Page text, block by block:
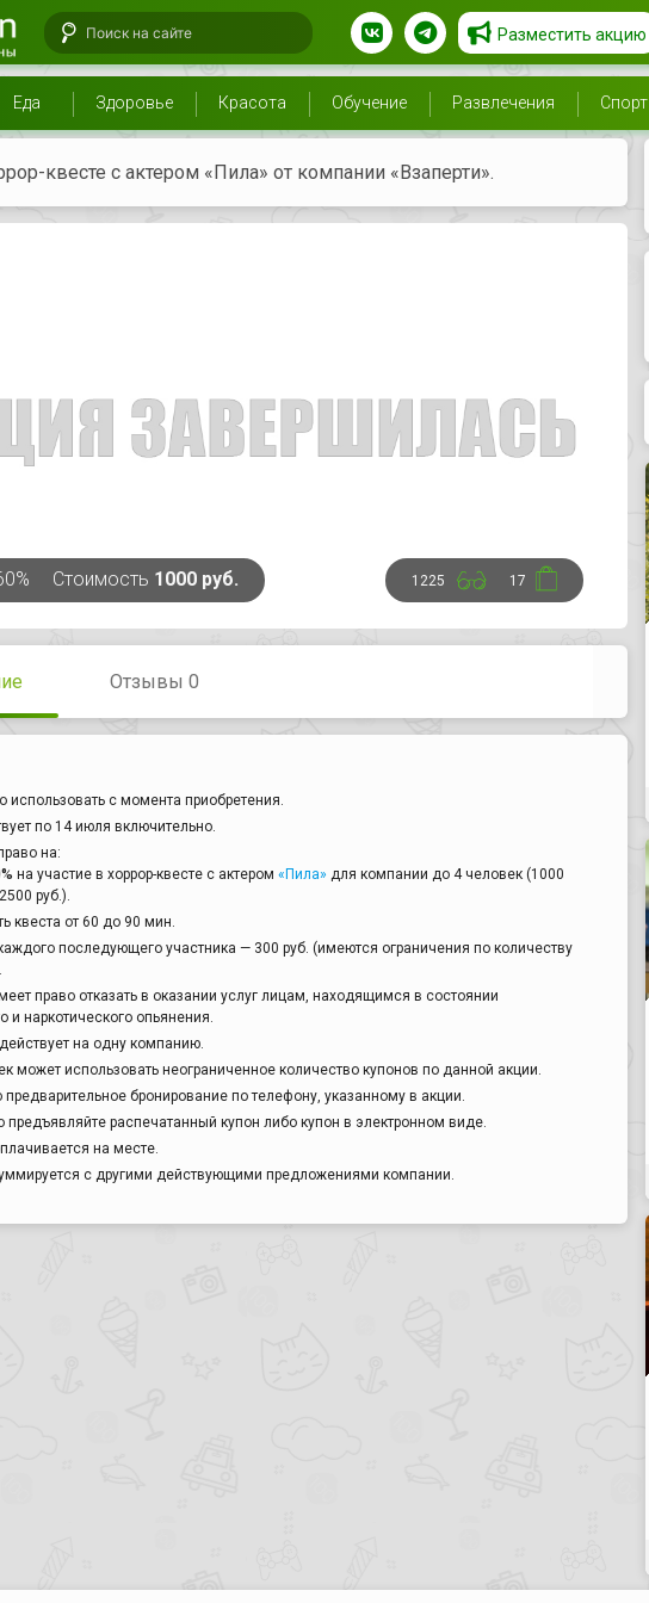
Разместить акцию
Еда Здоровье Красота Обучение Развлечения Спорт
квесте с актером «Пила» от компании «Взаперти».
Стоимость 1000 руб. 1225 17
Отзывы 0
использовать с момента приобретения.
по 14 июля включительно.
на:
на участие в хоррор-квесте с актером «Пила» для компании до 4 человек (1000
руб.).
квеста от 60 до 90 мин.
последующего участника — 300 руб. (имеются ограничения по количеству
право отказать в оказании услуг лицам, находящимся в состоянии
и наркотического опьянения.
на одну компанию.
может использовать неограниченное количество купонов по данной акции.
бронирование по телефону, указанному в акции.
предъявляйте распечатанный купон либо купон в электронном виде.
на месте.
с другими действующими предложениями компании.